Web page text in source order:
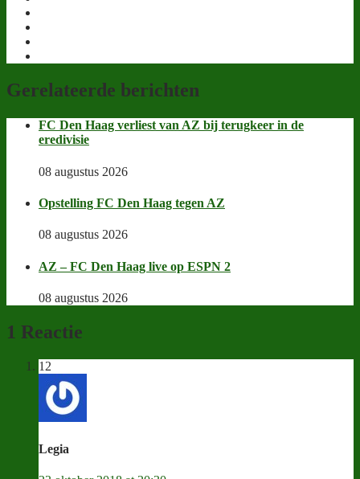
Gerelateerde berichten
FC Den Haag verliest van AZ bij terugkeer in de
eredivisie
08 augustus 2026
Opstelling FC Den Haag tegen AZ
08 augustus 2026
AZ – FC Den Haag live op ESPN 2
08 augustus 2026
1 Reactie
12
Legia